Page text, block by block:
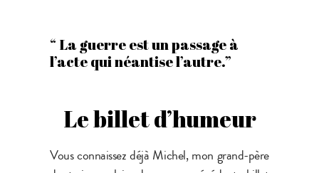
“ La guerre est un passage à
l’acte qui néantise l’autre.”
Le billet d’humeur
Vous connaissez déjà Michel, mon grand-père